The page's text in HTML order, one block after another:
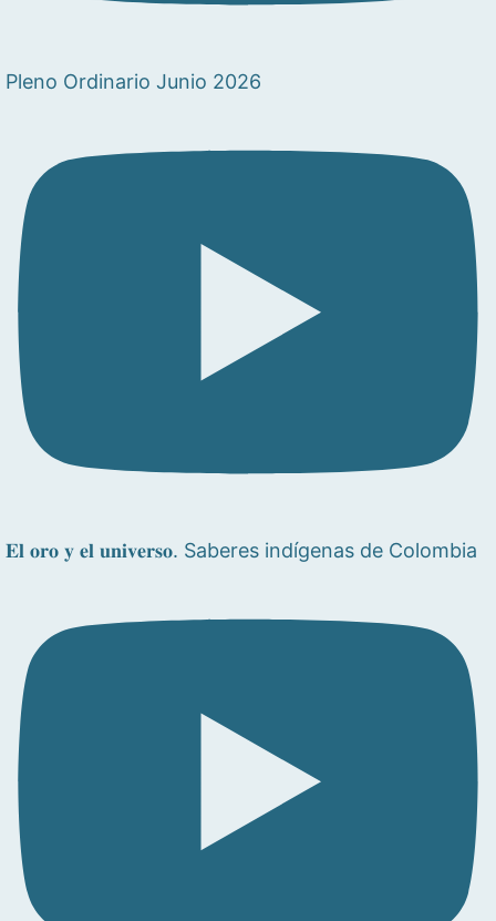
Pleno Ordinario Junio 2026
𝐄𝐥 𝐨𝐫𝐨 𝐲 𝐞𝐥 𝐮𝐧𝐢𝐯𝐞𝐫𝐬𝐨. Saberes indígenas de Colombia